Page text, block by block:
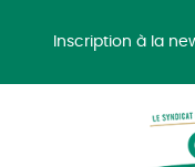
Inscription à la